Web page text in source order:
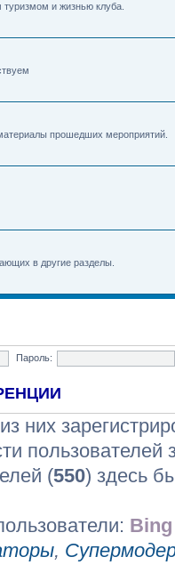
и жизнью клуба.
прошедших мероприятий.
в другие разделы.
Пароль:
них
пользователей
(550) здесь
,